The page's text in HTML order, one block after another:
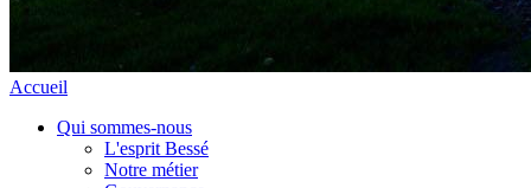
Accueil
Qui sommes-nous
L'esprit Bessé
Notre métier